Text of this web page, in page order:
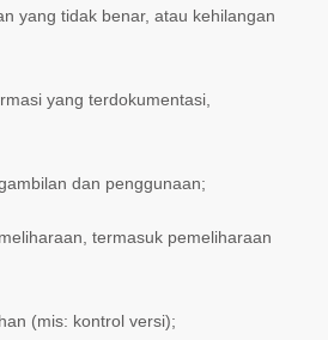
yang tidak benar, atau kehilangan
yang terdokumentasi,
dan penggunaan;
termasuk pemeliharaan
(mis: kontrol versi);